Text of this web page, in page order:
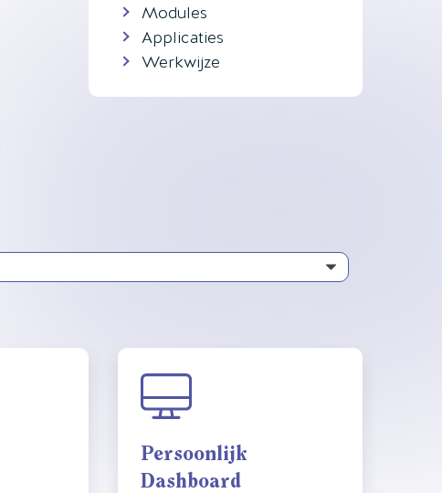
Modules
Applicaties
Werkwijze
Persoonlijk
Dashboard